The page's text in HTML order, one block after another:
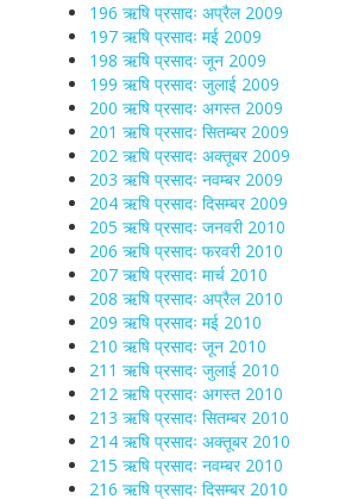
196 ऋषि प्रसादः अप्रैल 2009
197 ऋषि प्रसादः मई 2009
198 ऋषि प्रसादः जून 2009
199 ऋषि प्रसादः जुलाई 2009
200 ऋषि प्रसादः अगस्त 2009
201 ऋषि प्रसादः सितम्बर 2009
202 ऋषि प्रसादः अक्तूबर 2009
203 ऋषि प्रसादः नवम्बर 2009
204 ऋषि प्रसादः दिसम्बर 2009
205 ऋषि प्रसादः जनवरी 2010
206 ऋषि प्रसादः फरवरी 2010
207 ऋषि प्रसादः मार्च 2010
208 ऋषि प्रसादः अप्रैल 2010
209 ऋषि प्रसादः मई 2010
210 ऋषि प्रसादः जून 2010
211 ऋषि प्रसादः जुलाई 2010
212 ऋषि प्रसादः अगस्त 2010
213 ऋषि प्रसादः सितम्बर 2010
214 ऋषि प्रसादः अक्तूबर 2010
215 ऋषि प्रसादः नवम्बर 2010
216 ऋषि प्रसादः दिसम्बर 2010